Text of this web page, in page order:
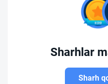
Sharhlar
Sharh